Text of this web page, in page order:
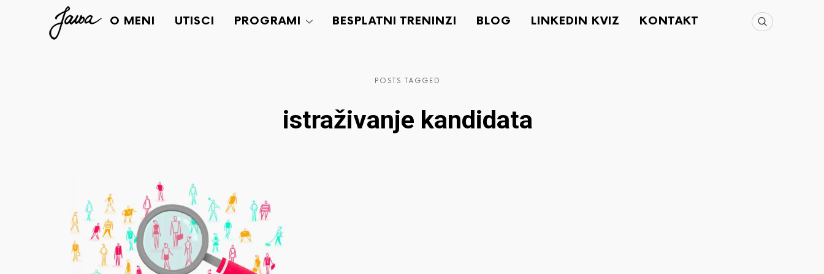
O MENI UTISCI PROGRAMI BESPLATNI TRENINZI BLOG LINKEDIN KVIZ KONTAKT
Janja
POSTS TAGGED
istraživanje kandidata